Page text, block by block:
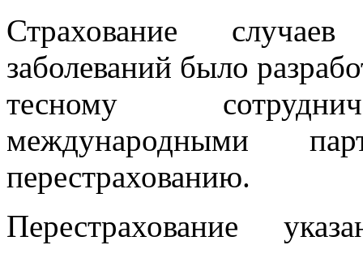
Страхование случаев
заболеваний было
тесному
международными
перестрахованию.
Перестрахование